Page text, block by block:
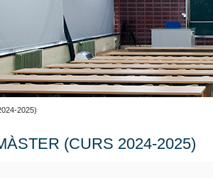
2025)
(CURS 2024-2025)